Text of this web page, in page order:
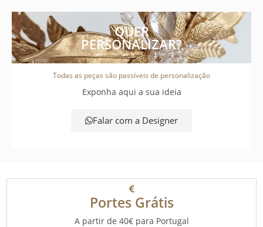
QUER
PERSONALIZAR?
Todas as peças são passíveis de personalização
Exponha aqui a sua ideia
Falar com a Designer
Portes Grátis
A partir de 40€ para Portugal